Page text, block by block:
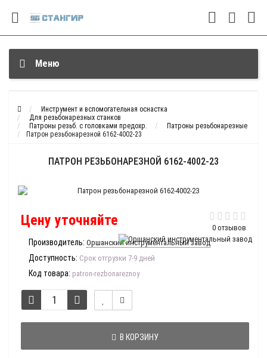
Меню
Инструмент и вспомогательная оснастка
Для резьбонарезных станков
Патроны резьб. с головками предохр.
Патроны резьбонарезные
Патрон резьбонарезной 6162-4002-23
ПАТРОН РЕЗЬБОНАРЕЗНОЙ 6162-4002-23
0 отзывов
Цену уточняйте
Производитель: Оршанский инструментальный завод
Доступность: Срок отгрузки 7-9 дней
Код товара: patron-rezbonareznoy
В КОРЗИНУ